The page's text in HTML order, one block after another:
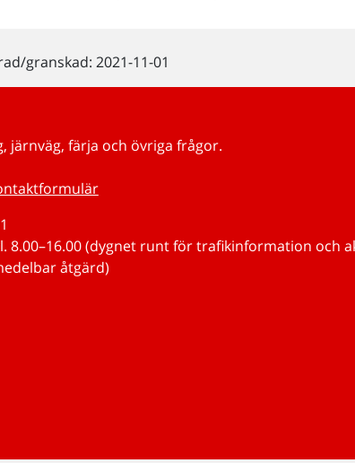
granskad: 2021-11-01
järnväg, färja och övriga frågor.
8.00–16.00 (dygnet runt för trafikinformation och
åtgärd)